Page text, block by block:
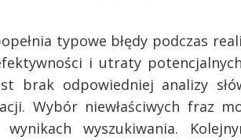
typowe błędy podczas
i utraty
brak odpowiedniej analizy
Wybór niewłaściwych fraz
wyszukiwania.